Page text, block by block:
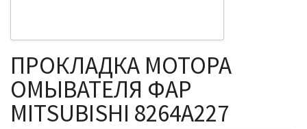
ПРОКЛАДКА МОТОРА
ОМЫВАТЕЛЯ ФАР
MITSUBISHI 8264A227